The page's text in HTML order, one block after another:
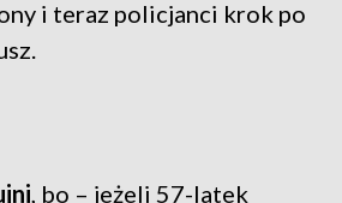
i teraz policjanci krok po
, bo – jeżeli 57-latek